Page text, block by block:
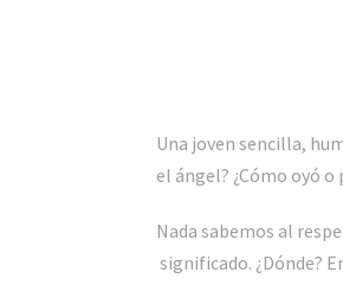
Una joven sencilla,
el ángel? ¿Cómo oyó
Nada sabemos al
significado. ¿Dónde?